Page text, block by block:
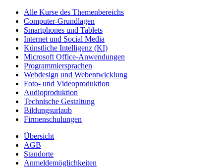
Alle Kurse des Themenbereichs
Computer-Grundlagen
Smartphones und Tablets
Internet und Social Media
Künstliche Intelligenz (KI)
Microsoft Office-Anwendungen
Programmiersprachen
Webdesign und Webentwicklung
Foto- und Videoproduktion
Audioproduktion
Technische Gestaltung
Bildungsurlaub
Firmenschulungen
Übersicht
AGB
Standorte
Anmeldemöglichkeiten